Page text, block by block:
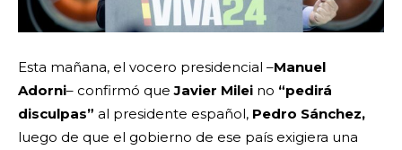
Esta mañana, el vocero presidencial –Manuel
Adorni– confirmó queJavier Milei no “pedirá
disculpas” al presidente español, Pedro Sánchez,
luego de que el gobierno de ese país exigiera una